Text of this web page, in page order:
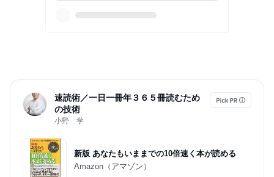
速読術／一日一冊年３６５冊読むため
の技術
小野 学
新版 あなたもいままでの10倍速く本が読める
Amazon（アマゾン）